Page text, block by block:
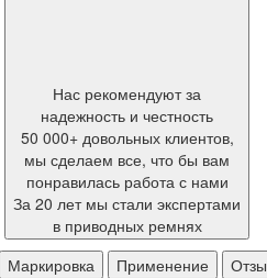
Нас рекомендуют за
надежность и честность
50 000+ довольных клиентов,
мы сделаем все, что бы вам
понравилась работа с нами
За 20 лет мы стали экспертами
в приводных ремнях
Маркировка Применение